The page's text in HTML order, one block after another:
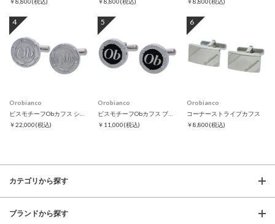
4
Orobianco
￥22,000(税込)
5
Orobianco
￥11,000(税込)
6
Orobianco
コーナーストライプカフス
￥8,800(税込)
カテゴリから探す
ブランドから探す